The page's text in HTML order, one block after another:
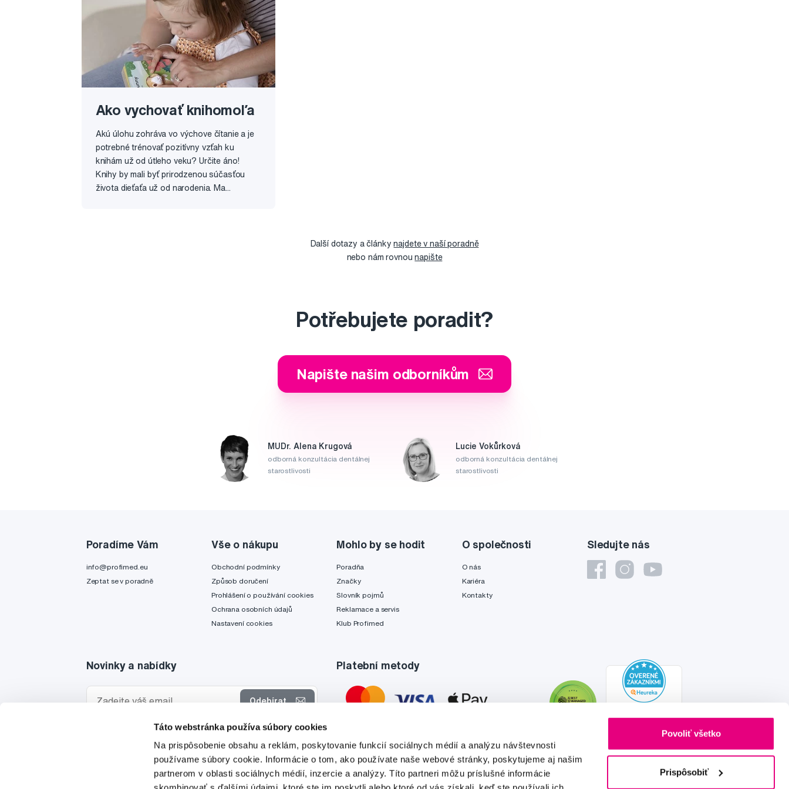
Táto webstránka používa súbory cookies
Na prispôsobenie obsahu a reklám, poskytovanie funkcií sociálnych médií a analýzu návštevnosti
používame súbory cookie. Informácie o tom, ako používate naše webové stránky, poskytujeme aj našim
partnerom v oblasti sociálnych médií, inzercie a analýzy. Títo partneri môžu príslušné informácie
Povoliť všetko
Prispôsobiť
Ako vychovať knihomoľa
Akú úlohu zohráva vo výchove čítanie a je
potrebné trénovať pozitívny vzťah ku
knihám už od útleho veku? Určite áno!
Knihy by mali byť prirodzenou súčasťou
života dieťaťa už od narodenia. Ma...
Další dotazy a článkynajdete v naší poradně
nebo nám rovnounapište
Potřebujete poradit?
Napište našim odborníkům
MUDr. Alena Krugová
odborná konzultácia dentálnej
starostlivosti
Lucie Vokůrková
odborná konzultácia dentálnej
starostlivosti
Sledujte nás
Poradíme Vám
info@profimed.eu
Zeptat se v poradně
Vše o nákupu
Obchodní podmínky
Způsob doručení
Prohlášení o používání cookies
Ochrana osobních údajů
Nastavení cookies
Mohlo by se hodit
Poradňa
Značky
Slovník pojmů
Reklamace a servis
Klub Profimed
O společnosti
O nás
Kariéra
Kontakty
Novinky a nabídky
Odebírat
zpracováním osobních údajůpro tyto účely.
Platební metody